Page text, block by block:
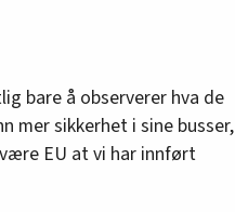
bare å observerer hva de
mer sikkerhet i sine busser,
EU at vi har innført